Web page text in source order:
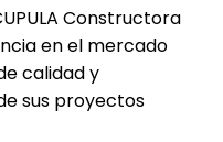
Constructora
en el mercado
calidad y
sus proyectos